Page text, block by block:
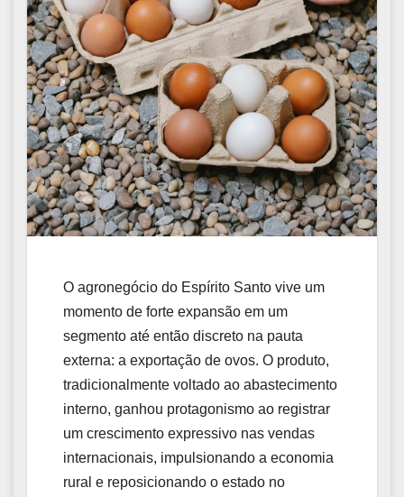
O agronegócio do Espírito Santo vive um
momento de forte expansão em um
segmento até então discreto na pauta
externa: a exportação de ovos. O produto,
tradicionalmente voltado ao abastecimento
interno, ganhou protagonismo ao registrar
um crescimento expressivo nas vendas
internacionais, impulsionando a economia
rural e reposicionando o estado no